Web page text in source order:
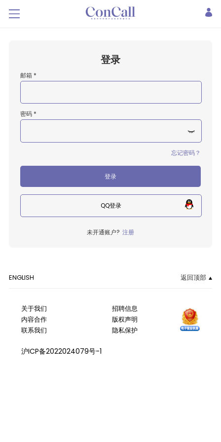
登录
邮箱 *
密码 *
忘记密码？
登录
QQ登录
未开通账户? 注册
ENGLISH 返回顶部
关于我们
内容合作
联系我们
招聘信息
版权声明
隐私保护
沪ICP备2022024079号-1